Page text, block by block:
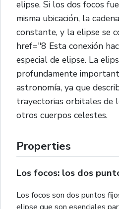
elipse. Si los dos focos
misma ubicación, la
constante, y la elipse se
href="8 Esta conexión
especial de elipse. La
profundamente
astronomía, ya que
trayectorias orbitales de
otros cuerpos celestes.
Properties
Los focos: los dos
Los focos son dos puntos